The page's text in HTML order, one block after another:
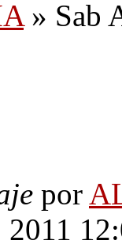
» Sab
por